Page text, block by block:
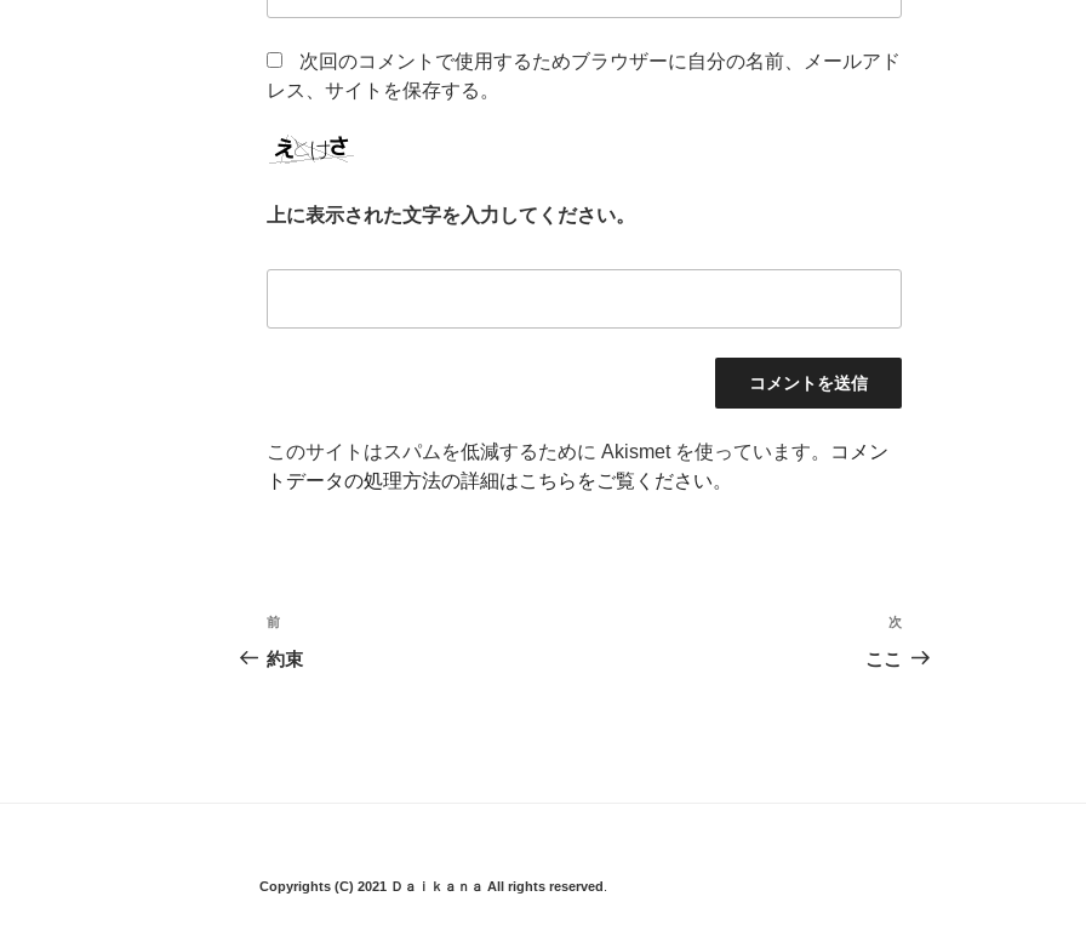
次回のコメントで使用するためブラウザーに自分の名前、メールアド
レス、サイトを保存する。
上に表示された文字を入力してください。
このサイトはスパムを低減するために Akismet を使っています。
コメン
トデータの処理方法の詳細はこちらをご覧ください。
投
稿
シ
前
の
前
約束
次
の
次
ここ
Copyrights (C) 2021 Ｄａｉｋａｎａ All rights reserved